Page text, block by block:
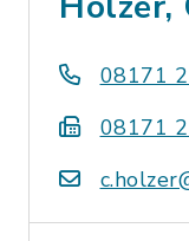
08171
08171